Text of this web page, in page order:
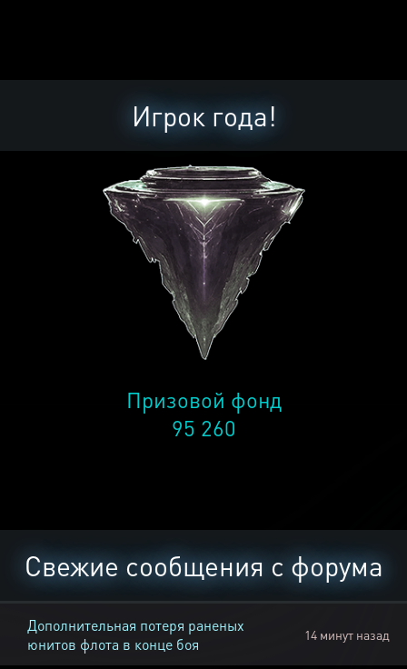
Игрок года!
Призовой фонд
95 260
Свежие сообщения с форума
Дополнительная потеря раненых
юнитов флота в конце боя
14 минут назад